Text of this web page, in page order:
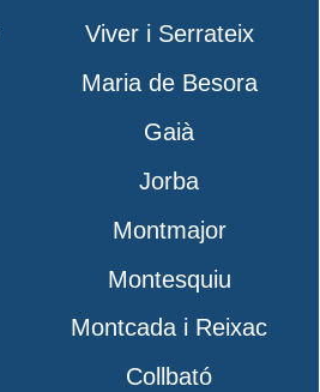
Viver i Serrateix
Maria de Besora
Gaià
Jorba
Montmajor
Montesquiu
Montcada i Reixac
Collbató